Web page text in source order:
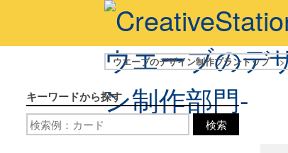
ウエーブのデザイン制作プラントップ >
キーワードから探す
検索